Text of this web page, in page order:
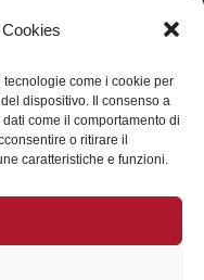
come i cookie per
dispositivo. Il consenso a
come il comportamento di
o ritirare il
caratteristiche e funzioni.
prodotti DOP IGP
DM n. 0311719 del
DM n. 0016662 del